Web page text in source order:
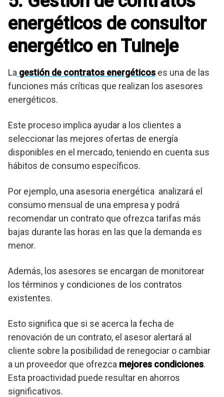
energéticos de consultor
energético en Tuineje
La gestión de contratos energéticos es una de las
funciones más críticas que realizan los asesores
energéticos.
Este proceso implica ayudar a los clientes a
seleccionar las mejores ofertas de energía
disponibles en el mercado, teniendo en cuenta sus
hábitos de consumo específicos.
Por ejemplo, una asesoria energética analizará el
consumo mensual de una empresa y podrá
recomendar un contrato que ofrezca tarifas más
bajas durante las horas en las que la demanda es
menor.
Además, los asesores se encargan de monitorear
los términos y condiciones de los contratos
existentes.
Esto significa que si se acerca la fecha de
renovación de un contrato, el asesor alertará al
cliente sobre la posibilidad de renegociar o cambiar
a un proveedor que ofrezca mejores condiciones.
Esta proactividad puede resultar en ahorros
significativos.